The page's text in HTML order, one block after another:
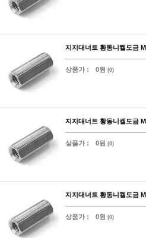
지지대너트 황동니켈도금
상품가 : 0원 (0)
지지대너트 황동니켈도금
상품가 : 0원 (0)
지지대너트 황동니켈도금
상품가 : 0원 (0)